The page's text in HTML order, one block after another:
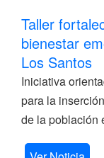
Taller
bienestar
Los Santos
Iniciativa
para la
de la población